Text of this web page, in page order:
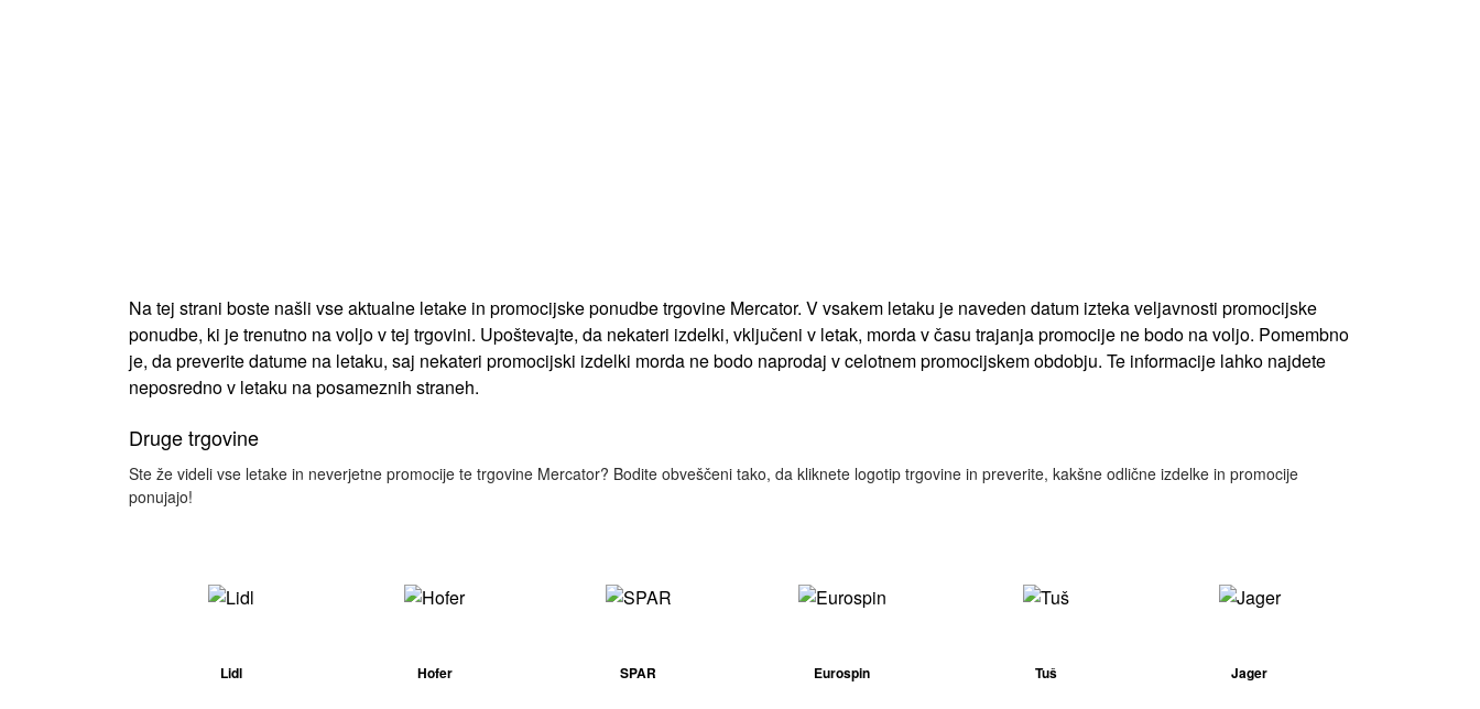
Na tej strani boste našli vse aktualne letake in promocijske ponudbe trgovine Mercator. V vsakem letaku je naveden datum izteka veljavnosti promocijske
ponudbe, ki je trenutno na voljo v tej trgovini. Upoštevajte, da nekateri izdelki, vključeni v letak, morda v času trajanja promocije ne bodo na voljo. Pomembno
je, da preverite datume na letaku, saj nekateri promocijski izdelki morda ne bodo naprodaj v celotnem promocijskem obdobju. Te informacije lahko najdete
neposredno v letaku na posameznih straneh.
Druge trgovine
Ste že videli vse letake in neverjetne promocije te trgovine Mercator? Bodite obveščeni tako, da kliknete logotip trgovine in preverite, kakšne odlične izdelke in promocije
ponujajo!
Lidl Hofer SPAR Eurospin Tuš Jager